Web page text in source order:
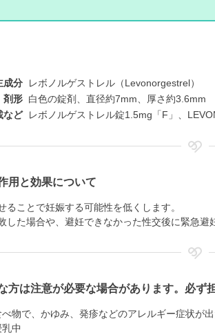
成分
レボノルゲストレル（Levonorgestrel）
剤形 白色の錠剤、直径約7mm、厚さ約3.6mm
など
レボノルゲストレル錠1.5mg「F」、
用と効果について
ることで妊娠する可能性を低くします。
した場合や、避妊できなかった性交後に緊急避
方は注意が必要な場合があります。必ず
物で、かゆみ、発疹などのアレルギー症状が
中